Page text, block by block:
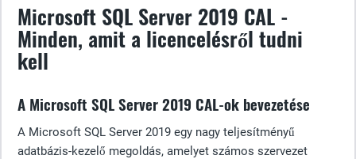
Microsoft SQL Server 2019 CAL -
Minden, amit a licencelésről tudni
kell
A Microsoft SQL Server 2019 CAL-ok bevezetése
A Microsoft SQL Server 2019 egy nagy teljesítményű
adatbázis-kezelő megoldás, amelyet számos szervezet